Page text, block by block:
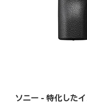
ソニー - 特化した